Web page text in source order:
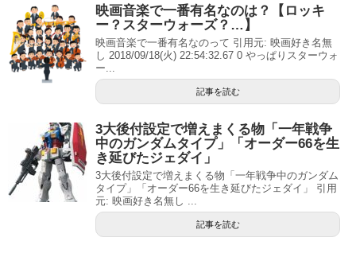
映画音楽で一番有名なのは？【ロッキ
ー？スターウォーズ？…】
映画音楽で一番有名なのって 引用元: 映画好き名無
し 2018/09/18(火) 22:54:32.67 0 やっぱりスターウォ
ー...
記事を読む
3大後付設定で増えまくる物「一年戦争
中のガンダムタイプ」「オーダー66を生
き延びたジェダイ」
3大後付設定で増えまくる物「一年戦争中のガンダム
タイプ」「オーダー66を生き延びたジェダイ」 引用
元: 映画好き名無し ...
記事を読む